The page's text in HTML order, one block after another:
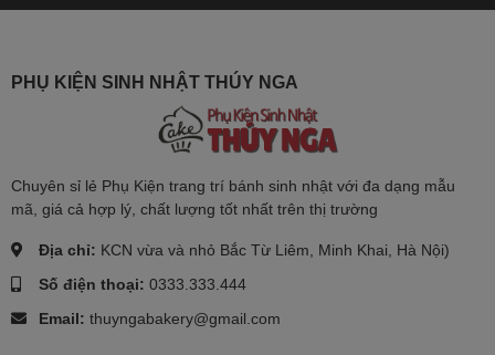
PHỤ KIỆN SINH NHẬT THÚY NGA
Chuyên sỉ lẻ Phụ Kiện trang trí bánh sinh nhật với đa dạng mẫu
mã, giá cả hợp lý, chất lượng tốt nhất trên thị trường
Địa chỉ: KCN vừa và nhỏ Bắc Từ Liêm, Minh Khai, Hà Nội)
Số điện thoại: 0333.333.444
Email: thuyngabakery@gmail.com